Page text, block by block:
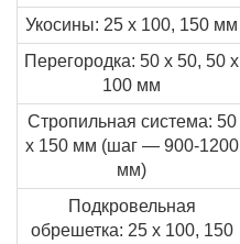
Укосины: 25 х 100, 150 мм
Перегородка: 50 х 50, 50 х
100 мм
Стропильная система: 50
х 150 мм (шаг — 900-1200
мм)
Подкровельная
обрешетка: 25 х 100, 150